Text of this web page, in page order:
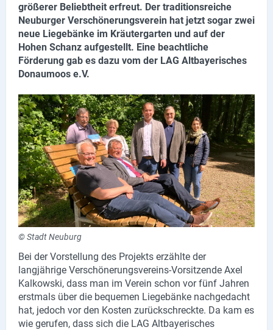
größerer Beliebtheit erfreut. Der traditionsreiche
Neuburger Verschönerungsverein hat jetzt sogar zwei
neue Liegebänke im Kräutergarten und auf der
Hohen Schanz aufgestellt. Eine beachtliche
Förderung gab es dazu vom der LAG Altbayerisches
Donaumoos e.V.
© Stadt Neuburg
Bei der Vorstellung des Projekts erzählte der
langjährige Verschönerungsvereins-Vorsitzende Axel
Kalkowski, dass man im Verein schon vor fünf Jahren
erstmals über die bequemen Liegebänke nachgedacht
hat, jedoch vor den Kosten zurückschreckte. Da kam es
wie gerufen, dass sich die LAG Altbayerisches
Neuburg App
Angebote
Aktuelles
Magazine
Veranstaltungen
Service
Branchen
Marken
Produktgruppen
Partner
Firmen
Kontaktseite